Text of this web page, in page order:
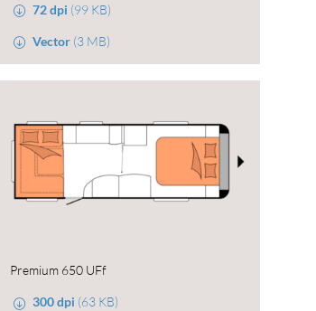
72 dpi (99 KB)
Vector (3 MB)
Premium 650 UFf
300 dpi (63 KB)